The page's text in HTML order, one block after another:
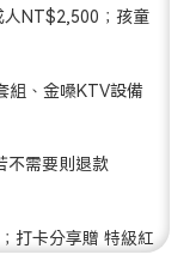
人NT$2,500；孩童
組、金嗓KTV設備
不需要則退款
打卡分享贈 特級紅